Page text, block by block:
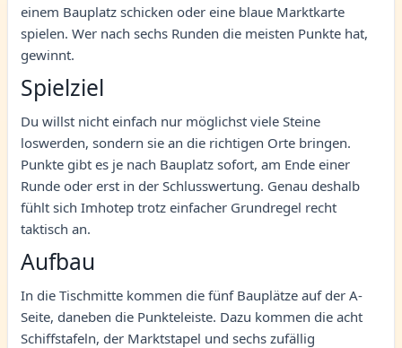
einem Bauplatz schicken oder eine blaue Marktkarte
spielen. Wer nach sechs Runden die meisten Punkte hat,
gewinnt.
Spielziel
Du willst nicht einfach nur möglichst viele Steine
loswerden, sondern sie an die richtigen Orte bringen.
Punkte gibt es je nach Bauplatz sofort, am Ende einer
Runde oder erst in der Schlusswertung. Genau deshalb
fühlt sich Imhotep trotz einfacher Grundregel recht
taktisch an.
Aufbau
In die Tischmitte kommen die fünf Bauplätze auf der A-
Seite, daneben die Punkteleiste. Dazu kommen die acht
Schiffstafeln, der Marktstapel und sechs zufällig